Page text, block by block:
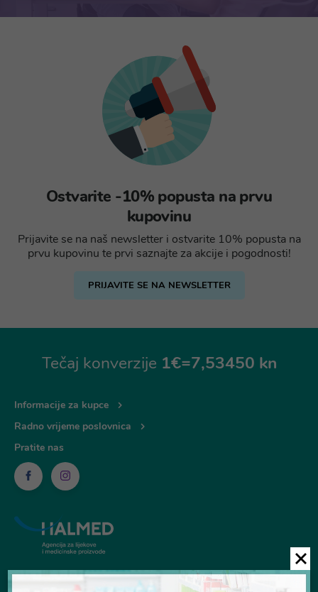
Ostvarite -10% popusta na prvu
kupovinu
Prijavite se na naš newsletter i ostvarite 10% popusta na
prvu kupovinu te prvi saznajte za akcije i pogodnosti!
PRIJAVITE SE NA NEWSLETTER
Tečaj konverzije 1€=7,53450 kn
Informacije za kupce
Radno vrijeme poslovnica
Pratite nas